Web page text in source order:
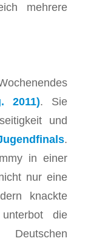
mehrere
2011). Sie
und
.
in einer
nur eine
knackte
die